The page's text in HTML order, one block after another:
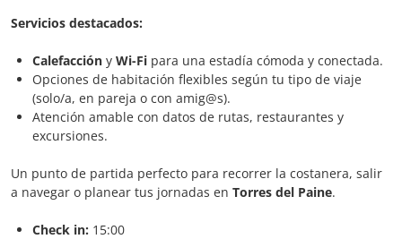
Servicios destacados:
Calefacción y Wi-Fi para una estadía cómoda y conectada.
Opciones de habitación flexibles según tu tipo de viaje
(solo/a, en pareja o con amig@s).
Atención amable con datos de rutas, restaurantes y
excursiones.
Un punto de partida perfecto para recorrer la costanera, salir
a navegar o planear tus jornadas en Torres del Paine.
Check in: 15:00